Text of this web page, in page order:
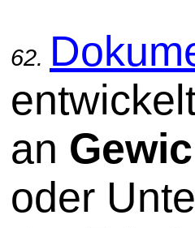
62.
an
oder